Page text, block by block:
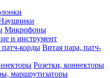
Микрофоны
и инструмент
Витая пара, патч-
Розетки, коннекторы